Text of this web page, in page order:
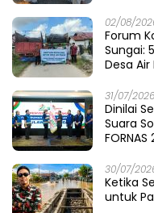
02/08/
Forum
Sungai:
Desa Air
31/07/2026
Dinilai
Suara
FORNAS
30/07/
Ketika
untuk